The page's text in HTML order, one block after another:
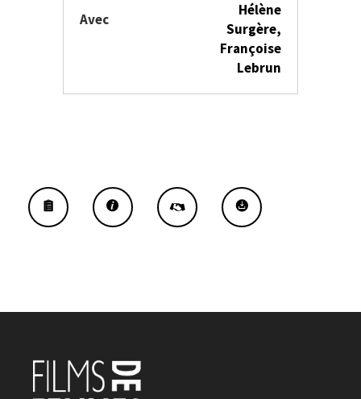
Avec
Hélène
Surgère,
Françoise
Lebrun